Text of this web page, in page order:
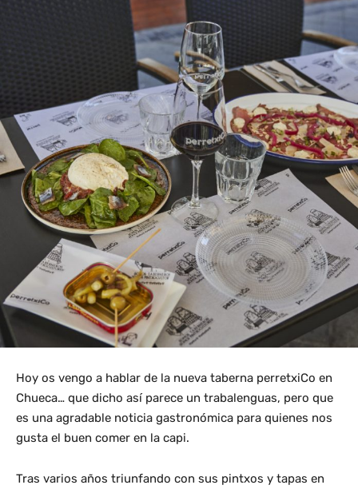
Hoy os vengo a hablar de la nueva taberna perretxiCo en
Chueca… que dicho así parece un trabalenguas, pero que
es una agradable noticia gastronómica para quienes nos
gusta el buen comer en la capi.
Tras varios años triunfando con sus pintxos y tapas en